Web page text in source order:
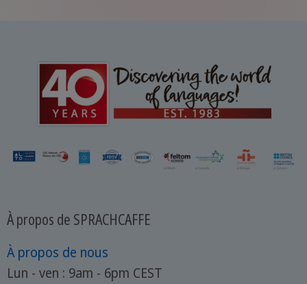
À propos de SPRACHCAFFE
À propos de nous
Lun - ven : 9am - 6pm CEST